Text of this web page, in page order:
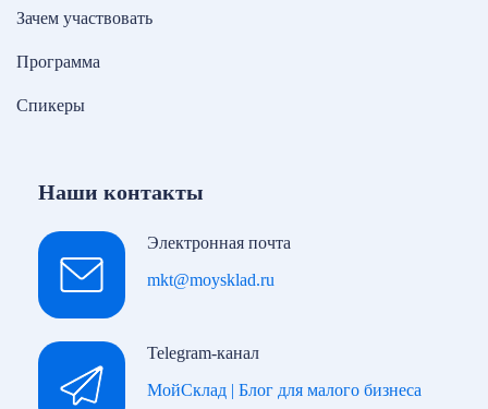
Зачем участвовать
Программа
Спикеры
Наши контакты
Электронная почта
mkt@moysklad.ru
Telegram-канал
МойСклад | Блог для малого бизнеса